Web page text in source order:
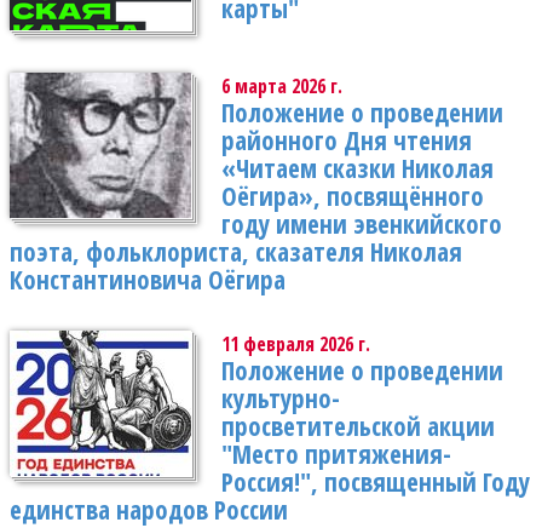
карты"
6 марта 2026 г.
Положение о проведении
районного Дня чтения
«Читаем сказки Николая
Оёгира», посвящённого
году имени эвенкийского
поэта, фольклориста, сказателя Николая
Константиновича Оёгира
11 февраля 2026 г.
Положение о проведении
культурно-
просветительской акции
"Место притяжения-
Россия!", посвященный Году
единства народов России